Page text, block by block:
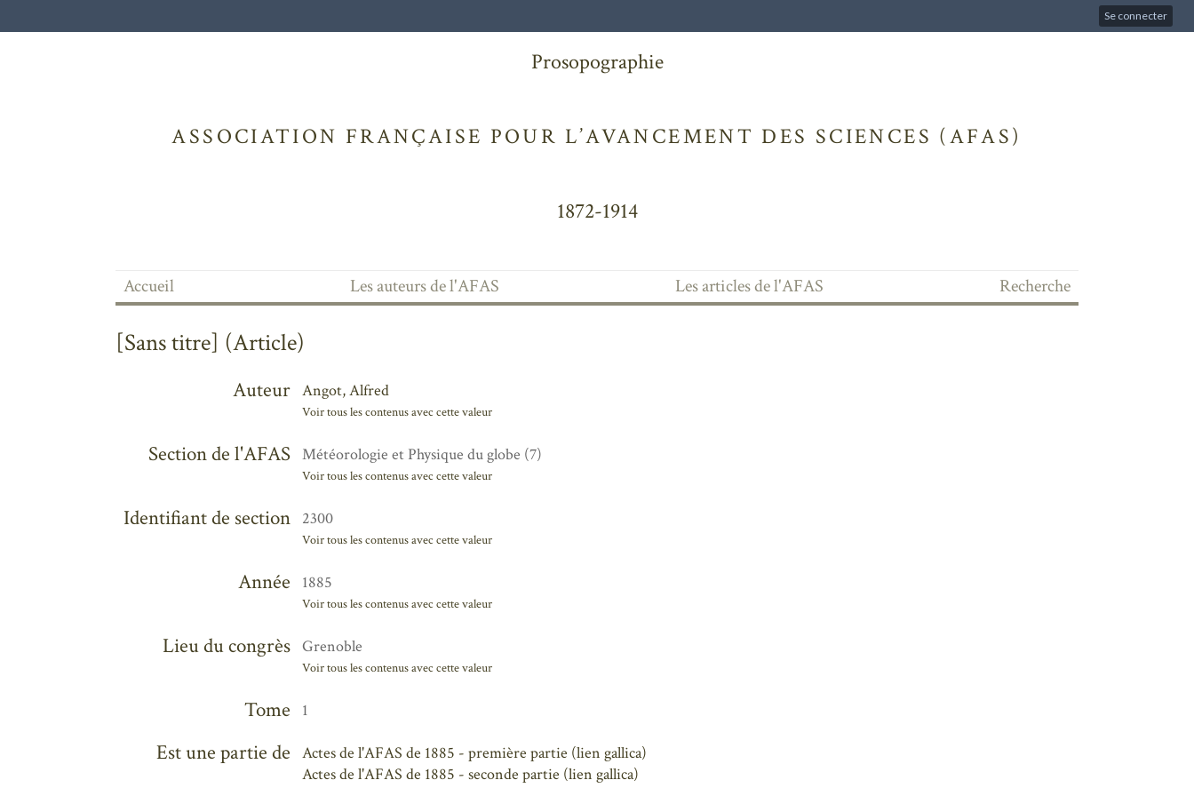
Se connecter
Prosopographie
ASSOCIATION FRANÇAISE POUR L’AVANCEMENT DES SCIENCES (AFAS)
1872-1914
Accueil Les auteurs de l'AFAS Les articles de l'AFAS Recherche
[Sans titre] (Article)
Auteur Angot, Alfred
Voir tous les contenus avec cette valeur
Section de l'AFAS Météorologie et Physique du globe (7)
Voir tous les contenus avec cette valeur
Identifiant de section 2300
Voir tous les contenus avec cette valeur
Année 1885
Voir tous les contenus avec cette valeur
Lieu du congrès Grenoble
Voir tous les contenus avec cette valeur
Tome 1
Est une partie de
Actes de l'AFAS de 1885 - première partie (lien gallica)
Actes de l'AFAS de 1885 - seconde partie (lien gallica)